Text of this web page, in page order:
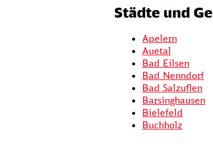
Städte und
Apelern
Auetal
Bad Eilsen
Bad Nenndorf
Bad Salzuflen
Barsinghausen
Bielefeld
Buchholz